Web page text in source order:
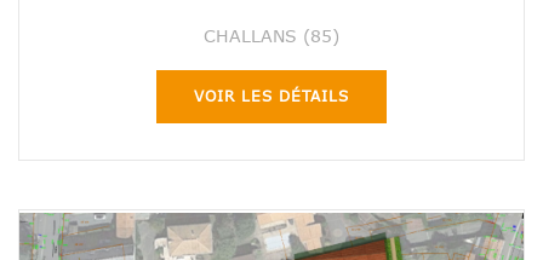
CHALLANS (85)
VOIR LES DÉTAILS